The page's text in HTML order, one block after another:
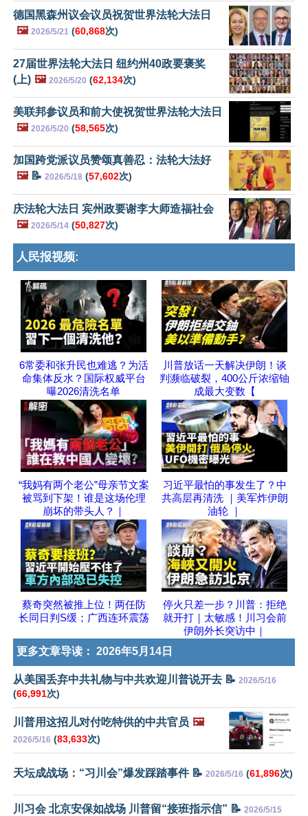
德国黑森州议会议员祝贺世界法轮大法日
🖼️ 2026/5/21 (60,868次)
27届世界法轮大法日 纽约州40政要褒奖
(上) 🖼️ 2026/5/20 (62,134次)
美联邦参议员和前大使祝贺世界法轮大法日
🖼️ 2026/5/20 (58,565次)
加国跨党派议员赞颂真善忍：法轮大法好
🖼️📝 2026/5/18 (57,602次)
庆法轮大法日 宾州政要谢李大师造福社会
🖼️ 2026/5/14 (50,827次)
人民报视频:
6常委和张升民也难逃？为活
命集体反水？国际权威平台
曝2026清洗名单
川普放话一天解决伊朗！谈
判濒临破裂，400公斤浓缩铀
成最大变数【
“我妈有两个老公”母亲节文案
被骂到下架！谁是这场伦理
崩坏的带头人？｜
习近平最怕的事发生了？中
共高层再清洗 ｜美军炸伊朗
油轮 ｜
蔡奇突然被推上位！两任防
长同日判S缓；广西连环震荡
停火只差一步？川普：拒绝
就开打｜太敏感！川习会前
伊朗外长突访中｜
更多文章导读： 2026年5月14日
从美国丢弃中共礼物与中共欢迎川普说开去 📝 2026/5/16
(66,991次)
川普用这招儿对付吃特供的中共官员 🖼️
2026/5/16 (83,633次)
天坛成战场：“习川会”爆发踩踏事件 📝 2026/5/16 (61,896次)
川习会 北京安保如战场 川普留“接班指示信” 📝 2026/5/15